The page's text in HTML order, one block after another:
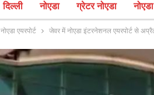
दिल्ली नोएडा ग्रेटर नोएडा
नोएडा एयरपोर्ट जेवर में नोएडा इंटरनेशनल एयरपोर्ट से